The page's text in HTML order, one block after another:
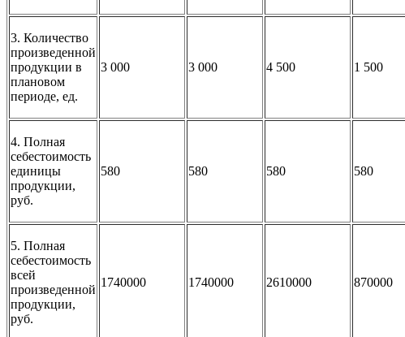
3. Количество
произведенной
продукции в
плановом
периоде, ед.
3 000 3 000 4 500 1 500
4. Полная
себестоимость
единицы
продукции,
руб.
580 580 580 580
5. Полная
себестоимость
всей
произведенной
продукции,
руб.
1740000 1740000 2610000 870000